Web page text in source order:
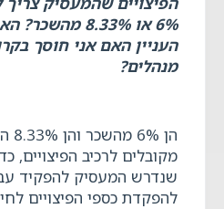
6% או 8.33%
העניין האם אני חוסך
מנהלים?
מקובלים לרכיב הפיצויים,
שנדרש המעסיק להפקיד
להפקדת כספי הפיצויים